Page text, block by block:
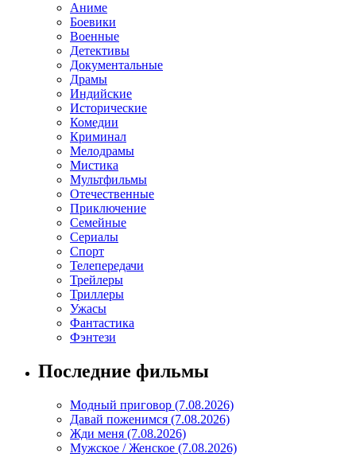
Аниме
Боевики
Военные
Детективы
Документальные
Драмы
Индийские
Исторические
Комедии
Криминал
Мелодрамы
Мистика
Мультфильмы
Отечественные
Приключение
Семейные
Сериалы
Спорт
Телепередачи
Трейлеры
Триллеры
Ужасы
Фантастика
Фэнтези
Последние фильмы
Модный приговор (7.08.2026)
Давай поженимся (7.08.2026)
Жди меня (7.08.2026)
Мужское / Женское (7.08.2026)